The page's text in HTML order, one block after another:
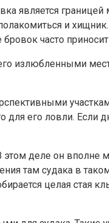
является
и
часто
излюбленными
его ловли. Если
деле он вполне
там судака в
целая стая